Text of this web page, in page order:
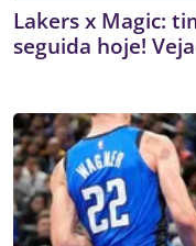
Lakers x Magic:
seguida hoje!